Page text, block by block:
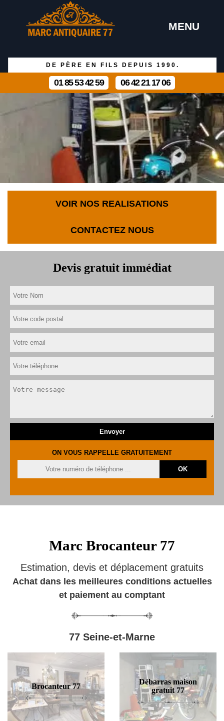
MENU
DE PÈRE EN FILS DEPUIS 1990.
01 85 53 42 59 06 42 21 17 06
VOIR NOS REALISATIONS
CONTACTEZ NOUS
Devis gratuit immédiat
ON VOUS RAPPELLE GRATUITEMENT
Marc Brocanteur 77
Estimation, devis et déplacement gratuits
Achat dans les meilleures conditions actuelles
et paiement au comptant
77 Seine-et-Marne
Brocanteur 77
Débarras maison
gratuit 77